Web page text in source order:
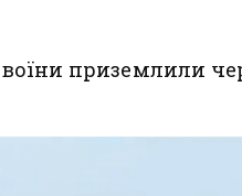
воїни приземлили